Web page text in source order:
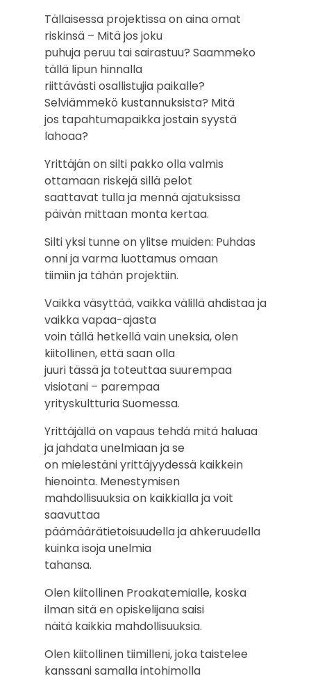
Tällaisessa projektissa on aina omat
riskinsä – Mitä jos joku
puhuja peruu tai sairastuu? Saammeko
tällä lipun hinnalla
riittävästi osallistujia paikalle?
Selviämmekö kustannuksista? Mitä
jos tapahtumapaikka jostain syystä
lahoaa?
Yrittäjän on silti pakko olla valmis
ottamaan riskejä sillä pelot
saattavat tulla ja mennä ajatuksissa
päivän mittaan monta kertaa.
Silti yksi tunne on ylitse muiden: Puhdas
onni ja varma luottamus omaan
tiimiin ja tähän projektiin.
Vaikka väsyttää, vaikka välillä ahdistaa ja
vaikka vapaa-ajasta
voin tällä hetkellä vain uneksia, olen
kiitollinen, että saan olla
juuri tässä ja toteuttaa suurempaa
visiotani – parempaa
yrityskultturia Suomessa.
Yrittäjällä on vapaus tehdä mitä haluaa
ja jahdata unelmiaan ja se
on mielestäni yrittäjyydessä kaikkein
hienointa. Menestymisen
mahdollisuuksia on kaikkialla ja voit
saavuttaa
päämäärätietoisuudella ja ahkeruudella
kuinka isoja unelmia
tahansa.
Olen kiitollinen Proakatemialle, koska
ilman sitä en opiskelijana saisi
näitä kaikkia mahdollisuuksia.
Olen kiitollinen tiimilleni, joka taistelee
kanssani samalla intohimolla